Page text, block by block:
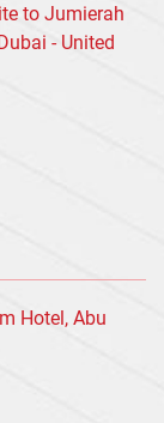
to Jumierah
- United
Hotel, Abu